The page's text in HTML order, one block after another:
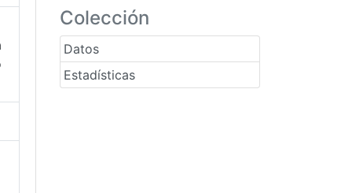
Colección
Datos
Estadísticas